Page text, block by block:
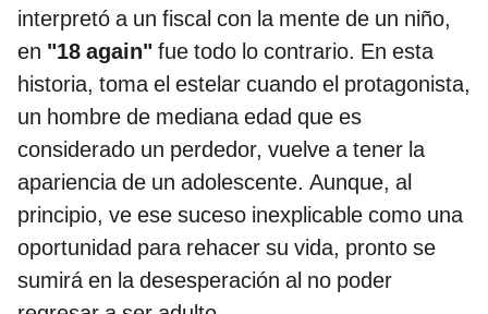
interpretó a un fiscal con la mente de un niño,
en "18 again" fue todo lo contrario. En esta
historia, toma el estelar cuando el protagonista,
un hombre de mediana edad que es
considerado un perdedor, vuelve a tener la
apariencia de un adolescente. Aunque, al
principio, ve ese suceso inexplicable como una
oportunidad para rehacer su vida, pronto se
sumirá en la desesperación al no poder